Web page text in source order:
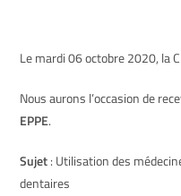
Le mardi 06 octobre 2020, la
Nous aurons l’occasion de
EPPE.
Sujet: Utilisation des
dentaires